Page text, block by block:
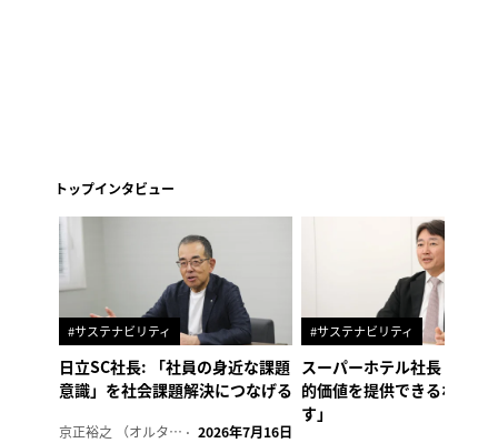
トップインタビュー
#サステナビリティ
日立SC社長: 「社員の身近な課題
意識」を社会課題解決につなげる
京正裕之 （オルタナ副編集長） 2026年7月16日
#サステナビリティ
スーパーホテル社長「地域
的価値を提供できるホテル
す」